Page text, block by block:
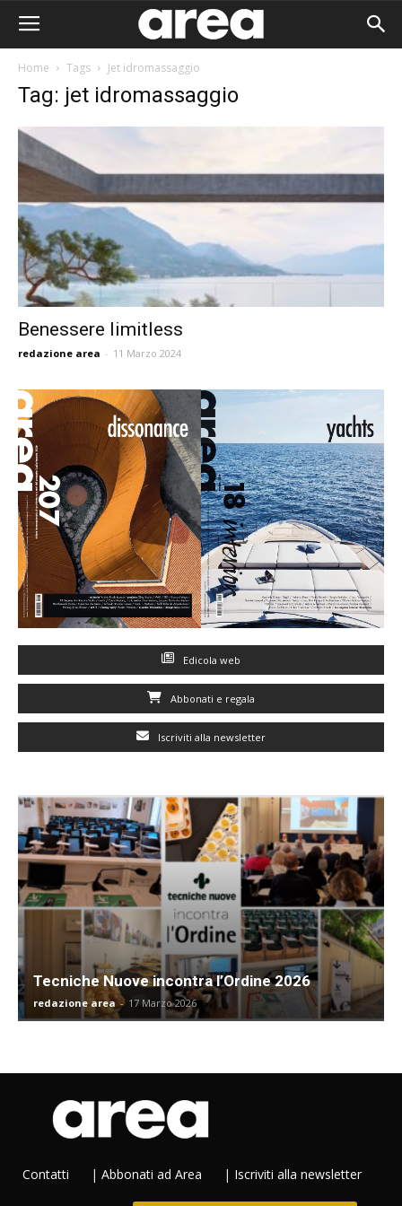
Home Tags Jet idromassaggio
Tag: jet idromassaggio
Benessere limitless
redazione area - 11 Marzo 2024
Edicola web
Abbonati e regala
Iscriviti alla newsletter
Tecniche Nuove incontra l’Ordine 2026
redazione area - 17 Marzo 2026
Contatti | Abbonati ad Area | Iscriviti alla newsletter